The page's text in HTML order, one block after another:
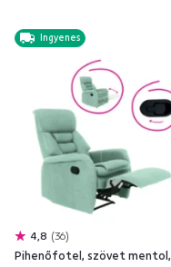
Ingyenes
4,8 36
Pihenőfotel, szövet mentol,